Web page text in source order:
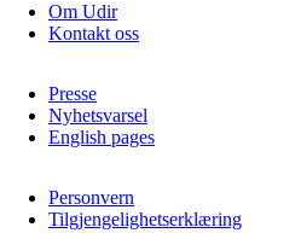
Om Udir
Kontakt oss
Presse
Nyhetsvarsel
English pages
Personvern
Tilgjengelighetserklæring